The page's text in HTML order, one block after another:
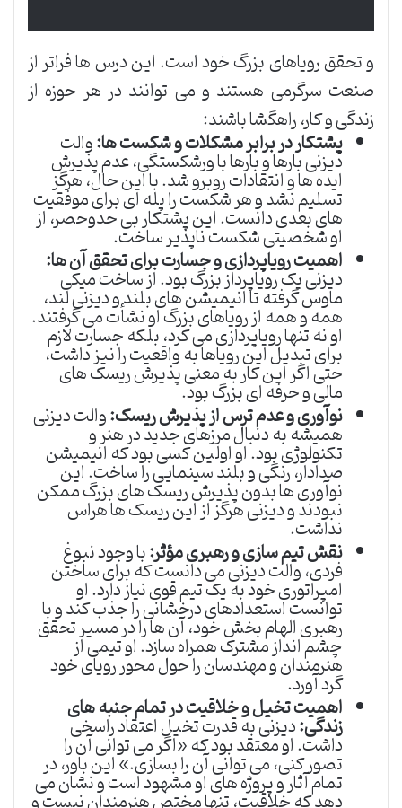
و تحقق رویاهای بزرگ خود است. این درس ها فراتر از
صنعت سرگرمی هستند و می توانند در هر حوزه از
زندگی و کار، راهگشا باشند:
پشتکار در برابر مشکلات و شکست ها:والت
دیزنی بارها و بارها با ورشکستگی، عدم پذیرش
ایده ها و انتقادات روبرو شد. با این حال، هرگز
تسلیم نشد و هر شکست را پله ای برای موفقیت
های بعدی دانست. این پشتکار بی حدوحصر، از
او شخصیتی شکست ناپذیر ساخت.
اهمیت رویاپردازی و جسارت برای تحقق آن ها:
دیزنی یک رویاپرداز بزرگ بود. از ساخت میکی
ماوس گرفته تا انیمیشن های بلند و دیزنی لند،
همه و همه از رویاهای بزرگ او نشأت می گرفتند.
او نه تنها رویاپردازی می کرد، بلکه جسارت لازم
برای تبدیل این رویاها به واقعیت را نیز داشت،
حتی اگر این کار به معنی پذیرش ریسک های
مالی و حرفه ای بزرگ بود.
نوآوری و عدم ترس از پذیرش ریسک:والت دیزنی
همیشه به دنبال مرزهای جدید در هنر و
تکنولوژی بود. او اولین کسی بود که انیمیشن
صدادار، رنگی و بلند سینمایی را ساخت. این
نوآوری ها بدون پذیرش ریسک های بزرگ ممکن
نبودند و دیزنی هرگز از این ریسک ها هراس
نداشت.
نقش تیم سازی و رهبری مؤثر:با وجود نبوغ
فردی، والت دیزنی می دانست که برای ساختن
امپراتوری خود به یک تیم قوی نیاز دارد. او
توانست استعدادهای درخشانی را جذب کند و با
رهبری الهام بخش خود، آن ها را در مسیر تحقق
چشم انداز مشترک همراه سازد. او تیمی از
هنرمندان و مهندسان را حول محور رویای خود
گرد آورد.
اهمیت تخیل و خلاقیت در تمام جنبه های
زندگی:دیزنی به قدرت تخیل اعتقاد راسخی
داشت. او معتقد بود که «اگر می توانی آن را
تصور کنی، می توانی آن را بسازی.» این باور، در
تمام آثار و پروژه های او مشهود است و نشان می